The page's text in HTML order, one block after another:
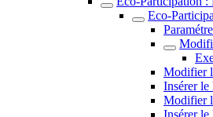
Eco-
Modifier
Insérer le
Modifier
Insérer